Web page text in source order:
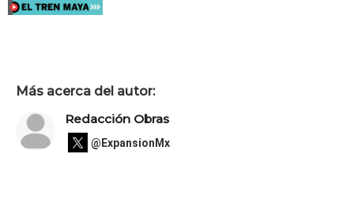
Más acerca del autor:
Redacción Obras
@ExpansionMx